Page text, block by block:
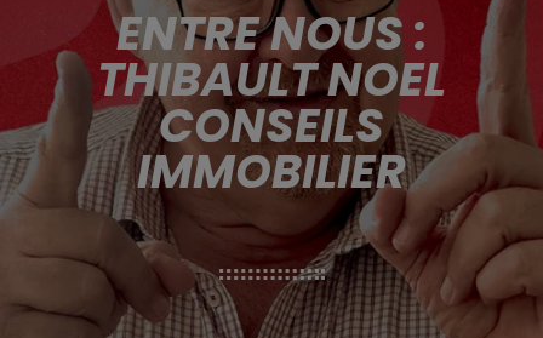
ENTRE NOUS :
THIBAULT NOEL
CONSEILS
IMMOBILIER